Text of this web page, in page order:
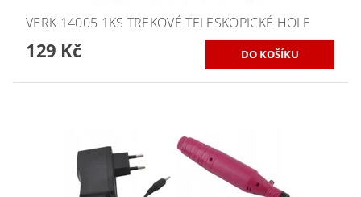
VERK 14005 1KS TREKOVÉ TELESKOPICKÉ HOLE
129 Kč